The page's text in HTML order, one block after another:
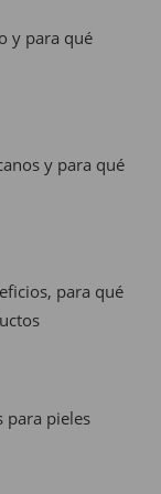
y para qué
y para qué
para qué
para pieles